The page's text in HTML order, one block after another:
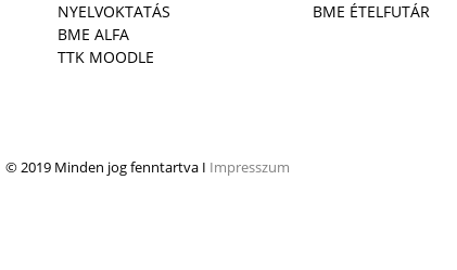
© 2019 Minden jog fenntartva I Impresszum
NYELVOKTATÁS
BME ALFA
TTK MOODLE
BME ÉTELFUTÁR